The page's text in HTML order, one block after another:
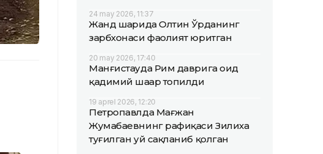
24 may 2026, 11:37
Жанд шаҳрида Олтин Ўрданинг
зарбхонаси фаолият юритган
20 may 2026, 17:40
Манғистауда Рим даврига оид
қадимий шаҳар топилди
19 aprel 2026, 12:20
Петропавлда Мағжан
Жумабаевнинг рафиқаси Зилиха
туғилган уй сақланиб қолган